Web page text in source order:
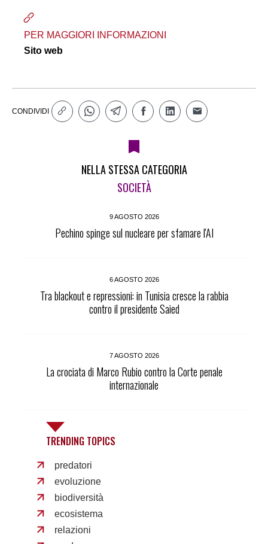
PER MAGGIORI INFORMAZIONI
Sito web
CONDIVIDI
NELLA STESSA CATEGORIA
SOCIETÀ
9 AGOSTO 2026
Pechino spinge sul nucleare per sfamare l'AI
6 AGOSTO 2026
Tra blackout e repressioni: in Tunisia cresce la rabbia
contro il presidente Saied
7 AGOSTO 2026
La crociata di Marco Rubio contro la Corte penale
internazionale
TRENDING TOPICS
predatori
evoluzione
biodiversità
ecosistema
relazioni